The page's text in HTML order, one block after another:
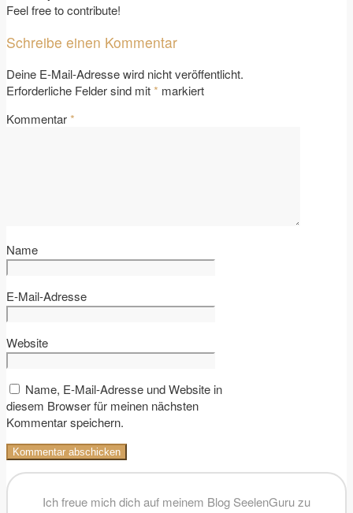
Feel free to contribute!
Schreibe einen Kommentar
Deine E-Mail-Adresse wird nicht veröffentlicht.
Erforderliche Felder sind mit* markiert
Kommentar*
Name
E-Mail-Adresse
Website
Name, E-Mail-Adresse und Website in
diesem Browser für meinen nächsten
Kommentar speichern.
Ich freue mich dich auf meinem Blog SeelenGuru zu